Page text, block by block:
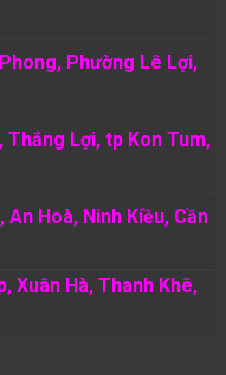
Phường Lê Lợi,
Lợi, tp Kon Tum,
Hoà, Ninh Kiều, Cần
Xuân Hà, Thanh Khê,